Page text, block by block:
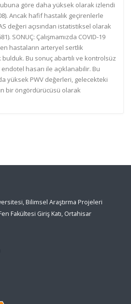
göre daha yüksek olarak izlendi
Ancak hafif hastalık geçirenlerle
değeri açısından istatistiksel olarak
SONUÇ: Çalışmamızda COVID-19
hastaların arteryel sertlik
Bu sonuç abartılı ve kontrolsüz
hasarı ile açıklanabilir. Bu
yüksek PWV değerleri, gelecekteki
bir öngördürücüsü olarak
Bilimsel Araştırma Projeleri
Fakültesi Giriş Katı, Ortahisar